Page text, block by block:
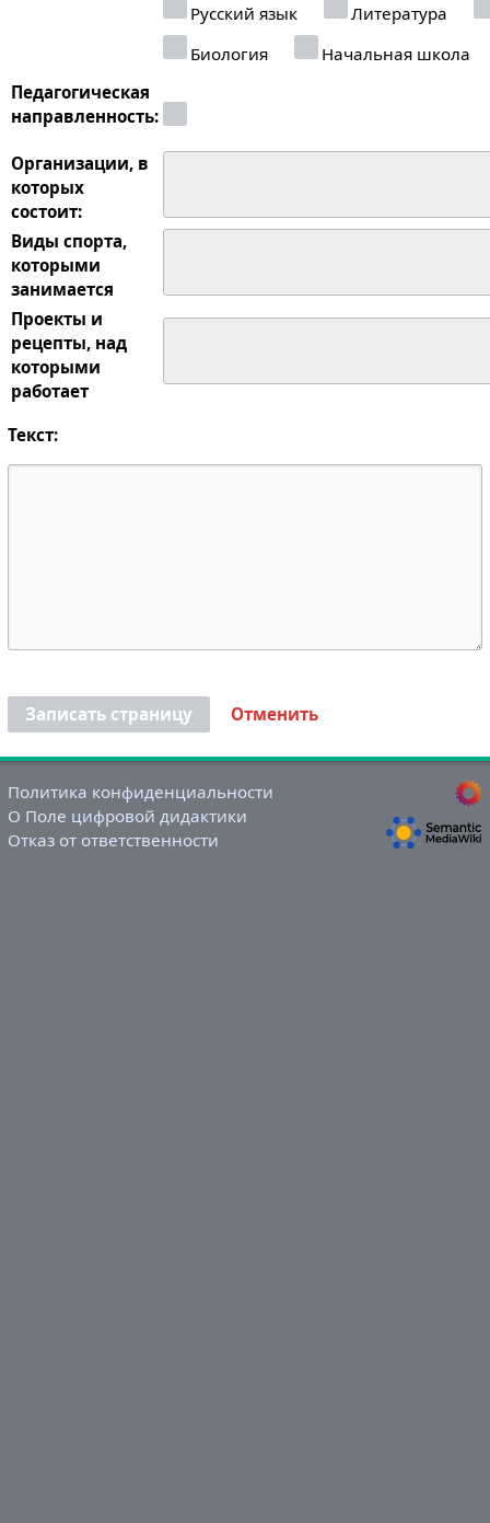
Русский язык
Литература
Биология
Начальная школа
Педагогическая
направленность:
Организации, в
которых
состоит:
Виды спорта,
которыми
занимается
Проекты и
рецепты, над
которыми
работает
Текст:
Записать страницу Отменить
Политика конфиденциальности
О Поле цифровой дидактики
Отказ от ответственности